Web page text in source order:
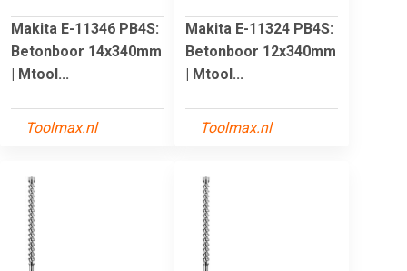
Makita E-11346 PB4S:
Betonboor 14x340mm
| Mtool...
Toolmax.nl
Makita E-11324 PB4S:
Betonboor 12x340mm
| Mtool...
Toolmax.nl